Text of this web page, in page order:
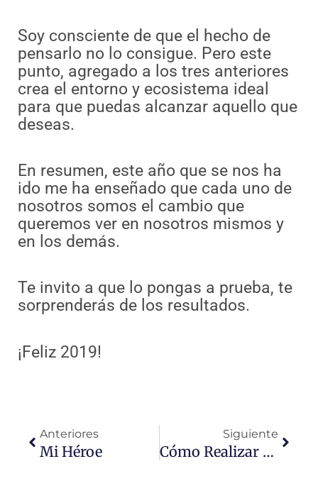
Soy consciente de que el hecho de
pensarlo no lo consigue. Pero este
punto, agregado a los tres anteriores
crea el entorno y ecosistema ideal
para que puedas alcanzar aquello que
deseas.
En resumen, este año que se nos ha
ido me ha enseñado que cada uno de
nosotros somos el cambio que
queremos ver en nosotros mismos y
en los demás.
Te invito a que lo pongas a prueba, te
sorprenderás de los resultados.
¡Feliz 2019!
Anteriores
Mi Héroe
Siguiente
Cómo Realizar Una Auditoría SEO